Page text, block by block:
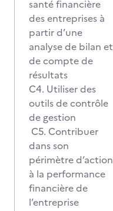
santé financière
des entreprises à
partir d’une
analyse de bilan et
de compte de
résultats
C4. Utiliser des
outils de contrôle
de gestion
C5. Contribuer
dans son
périmètre d’action
à la performance
financière de
l’entreprise